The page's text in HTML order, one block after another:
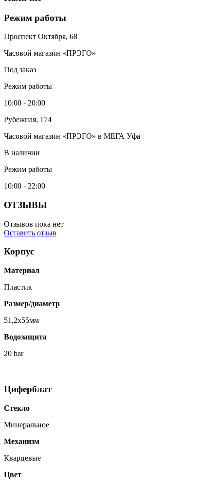
Режим работы
Проспект Октября, 68
Часовой магазин «ПРЭГО»
Под заказ
Режим работы
10:00 - 20:00
Рубежная, 174
Часовой магазин «ПРЭГО» в МЕГА Уфа
В наличии
Режим работы
10:00 - 22:00
ОТЗЫВЫ
Отзывов пока нет
Оставить отзыв
Корпус
Материал
Пластик
Размер/диаметр
51,2x55мм
Водозащита
20 bar
Циферблат
Стекло
Минеральное
Механизм
Кварцевые
Цвет